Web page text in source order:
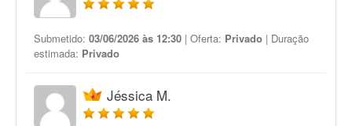
Submetido: 03/06/2026 às 12:30 | Oferta: Privado | Duração
estimada: Privado
Jéssica M.